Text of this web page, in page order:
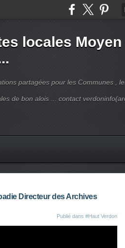
locales Moyen
partagées pour les Communes ,
de bon alois ... contact
Directeur des Archives
Publié dans #Haut Verdon